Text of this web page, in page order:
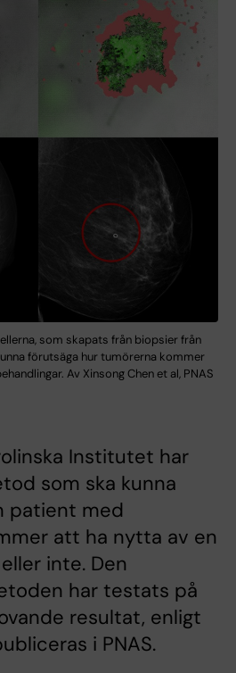
som skapats från biopsier från
förutsäga hur tumörerna kommer
Av Xinsong Chen et al, PNAS
Institutet har
som ska kunna
patient med
att ha nytta av en
inte. Den
har testats på
resultat, enligt
i PNAS.